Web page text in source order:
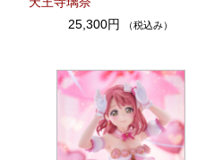
25,300円
（税込み）